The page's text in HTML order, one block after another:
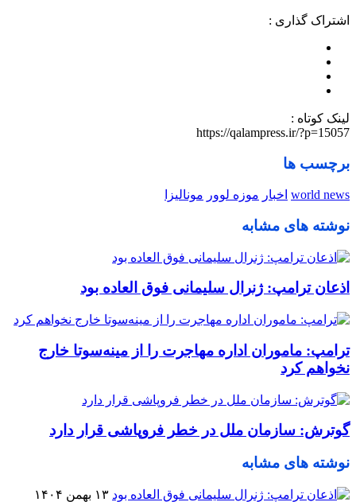
اشتراک گذاری :
لینک کوتاه :
https://qalampress.ir/?p=15057
برچسب ها
world news اخبار موزه لوور مونالیزا
نوشته های مشابه
اذعان ترامپ: ژنرال سلیمانی فوق العاده بود
ترامپ: ماموران اداره مهاجرت را از مینه‌سوتا خارج
نخواهم کرد
گوترش: سازمان ملل در خطر فروپاشی قرار دارد
نوشته های مشابه
۱۳ بهمن ۱۴۰۴